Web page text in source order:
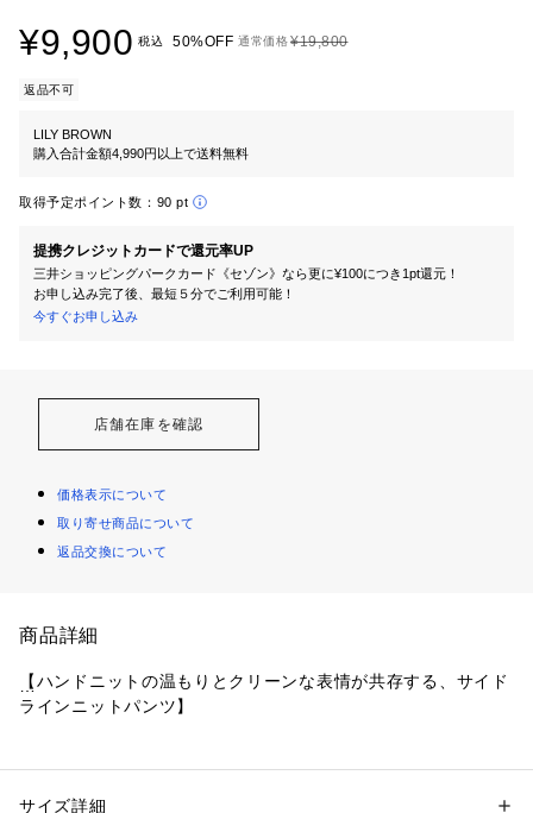
¥9,900 税込 50%OFF 通常価格¥19,800
返品不可
LILY BROWN
購入合計金額4,990円以上で送料無料
取得予定ポイント数： 90 pt
提携クレジットカードで還元率UP
三井ショッピングパークカード《セゾン》なら更に¥100につき1pt還元！
お申し込み完了後、最短５分でご利用可能！
今すぐお申し込み
店舗在庫を確認
価格表示について
取り寄せ商品について
返品交換について
商品詳細
【ハンドニットの温もりとクリーンな表情が共存する、サイド
ラインニットパンツ】
ラフト感溢れるニットパンツ。サイドラインのように配置した
サイズ詳細